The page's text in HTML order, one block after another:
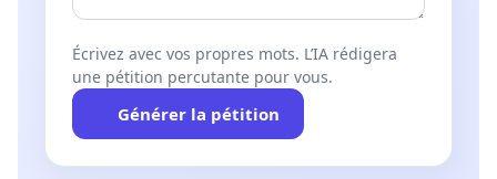
Écrivez avec vos propres mots. L’IA rédigera
une pétition percutante pour vous.
Générer la pétition